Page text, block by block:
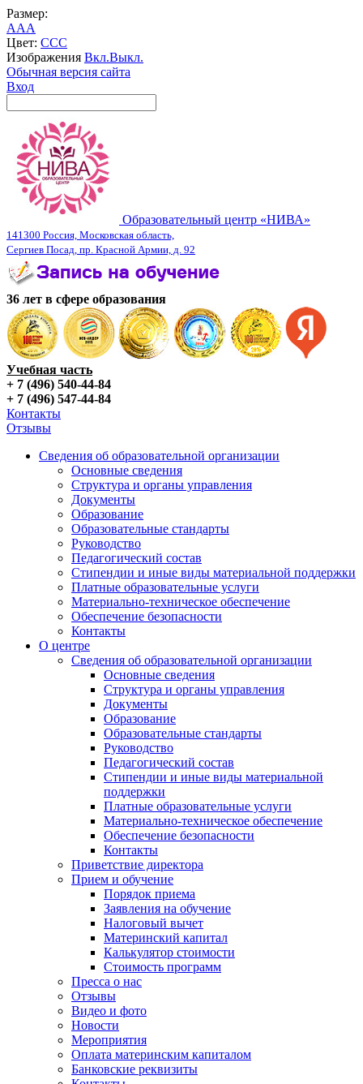
Размер:
AAA
Цвет: CCC
Изображения Вкл.Выкл.
Обычная версия сайта
Вход
Образовательный центр «НИВА»
141300 Россия, Московская область,
Сергиев Посад, пр. Красной Армии, д. 92
36 лет в сфере образования
Учебная часть
+ 7 (496) 540-44-84
+ 7 (496) 547-44-84
Контакты
Отзывы
Сведения об образовательной организации
Основные сведения
Структура и органы управления
Документы
Образование
Образовательные стандарты
Руководство
Педагогический состав
Стипендии и иные виды материальной поддержки
Платные образовательные услуги
Материально-техническое обеспечение
Обеспечение безопасности
Контакты
О центре
Сведения об образовательной организации
Основные сведения
Структура и органы управления
Документы
Образование
Образовательные стандарты
Руководство
Педагогический состав
Стипендии и иные виды материальной
поддержки
Платные образовательные услуги
Материально-техническое обеспечение
Обеспечение безопасности
Контакты
Приветствие директора
Прием и обучение
Порядок приема
Заявления на обучение
Налоговый вычет
Материнский капитал
Калькулятор стоимости
Стоимость программ
Пресса о нас
Отзывы
Видео и фото
Новости
Мероприятия
Оплата материнским капиталом
Банковские реквизиты